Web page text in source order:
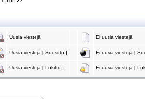
Uusia viestejä Ei uusia viestejä
Uusia viestejä [ Suosittu ] Ei uusia viestejä [
Uusia viestejä [ Lukittu ] Ei uusia viestejä [